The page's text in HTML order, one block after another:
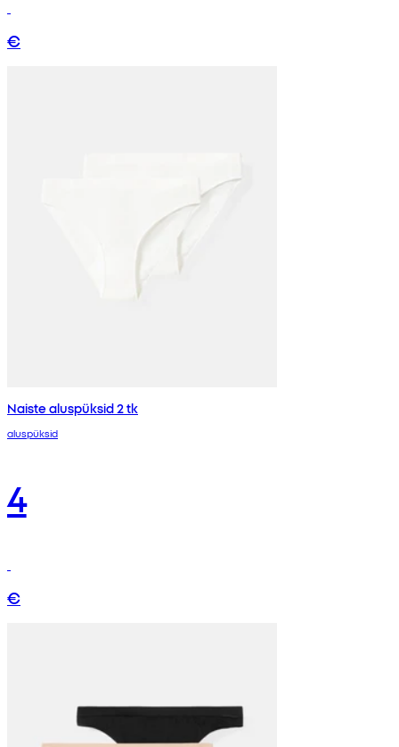
€
Naiste aluspüksid 2 tk
aluspüksid
4
€